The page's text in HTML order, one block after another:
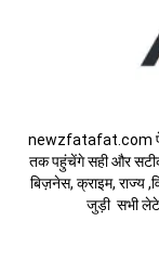
newzfatafat.com पे
तक पहुंचेंगे सही और
बिज़नेस, क्राइम, राज्य
जुड़ी सभी